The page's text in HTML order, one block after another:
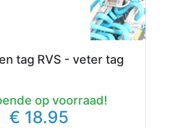
tag RVS - veter tag
op voorraad!
€ 18.95